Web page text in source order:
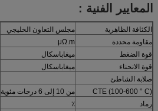
المعايير الفنية :
الكثافة الظاهرية مجلس التعاون الخليجي
مقاومة محددة
μΩ.m
قوة الضغط
ميغاباسكال
قوة الانحناء
ميغاباسكال
صلابة الشاطئ
CTE (100-600 ° C)
من 10 إلى 6 درجات مئوية
رماد
٪